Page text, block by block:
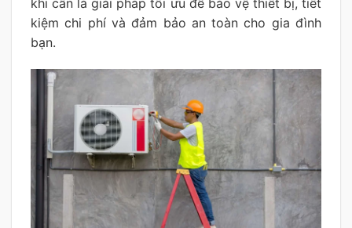
kiệm chi phí và đảm bảo an toàn cho gia đình
bạn.